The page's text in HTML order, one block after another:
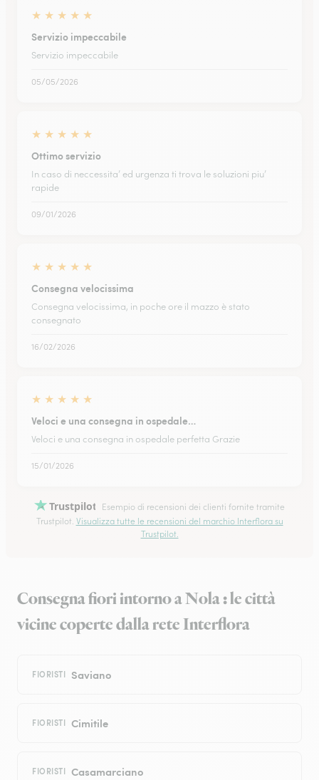
★ ★ ★ ★ ★
Servizio impeccabile
Servizio impeccabile
05/05/2026
★ ★ ★ ★ ★
Ottimo servizio
In caso di neccessita’ ed urgenza ti trova le soluzioni piu’
rapide
09/01/2026
★ ★ ★ ★ ★
Consegna velocissima
Consegna velocissima, in poche ore il mazzo è stato
consegnato
16/02/2026
★ ★ ★ ★ ★
Veloci e una consegna in ospedale…
Veloci e una consegna in ospedale perfetta Grazie
15/01/2026
Trustpilot
Esempio di recensioni dei clienti fornite tramite
Trustpilot. Visualizza tutte le recensioni del marchio Interflora su
Trustpilot.
Consegna fiori intorno a Nola : le città
vicine coperte dalla rete Interflora
FIORISTI Saviano
FIORISTI Cimitile
FIORISTI Casamarciano